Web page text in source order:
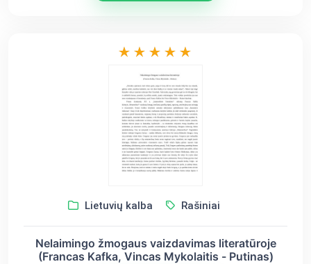
Lietuvių kalba Rašiniai
Nelaimingo žmogaus vaizdavimas literatūroje
(Francas Kafka, Vincas Mykolaitis - Putinas)